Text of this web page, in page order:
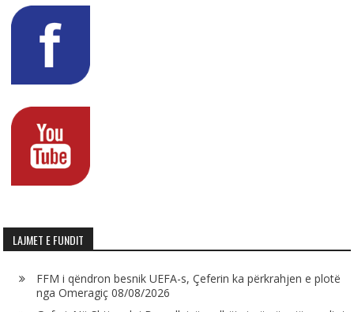
LAJMET E FUNDIT
FFM i qëndron besnik UEFA-s, Çeferin ka përkrahjen e plotë
nga Omeragiç 08/08/2026